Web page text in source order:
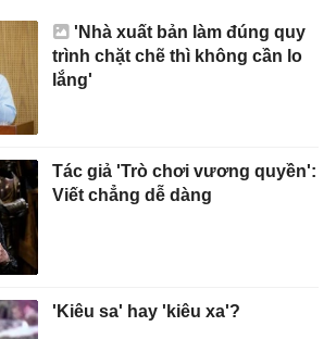
'Nhà xuất bản làm đúng quy
trình chặt chẽ thì không cần lo
lắng'
Tác giả 'Trò chơi vương quyền':
Viết chẳng dễ dàng
'Kiêu sa' hay 'kiêu xa'?